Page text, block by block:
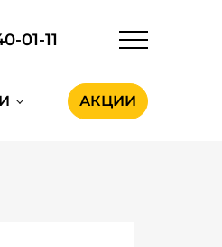
01-11
АКЦИИ